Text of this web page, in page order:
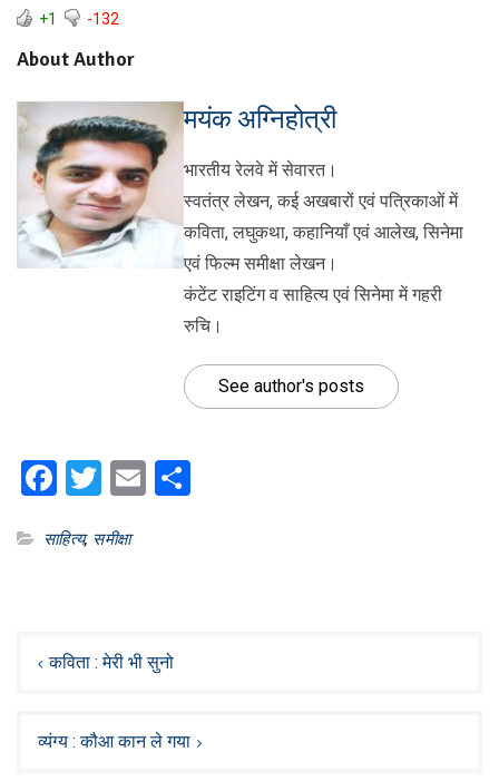
+1 -132
About Author
मयंक अग्निहोत्री
भारतीय रेलवे में सेवारत।
स्वतंत्र लेखन, कई अखबारों एवं पत्रिकाओं में
कविता, लघुकथा, कहानियाँ एवं आलेख, सिनेमा
एवं फिल्म समीक्षा लेखन।
कंटेंट राइटिंग व साहित्य एवं सिनेमा में गहरी
रुचि।
See author's posts
Facebook
Twitter
Email
साहित्य, ‌समीक्षा‌
navigation
कविता : मेरी भी सुनो
व्यंग्य : कौआ कान ले गया